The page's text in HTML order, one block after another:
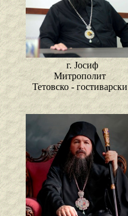
г. Јосиф
Митрополит
Тетовско - гостиварски